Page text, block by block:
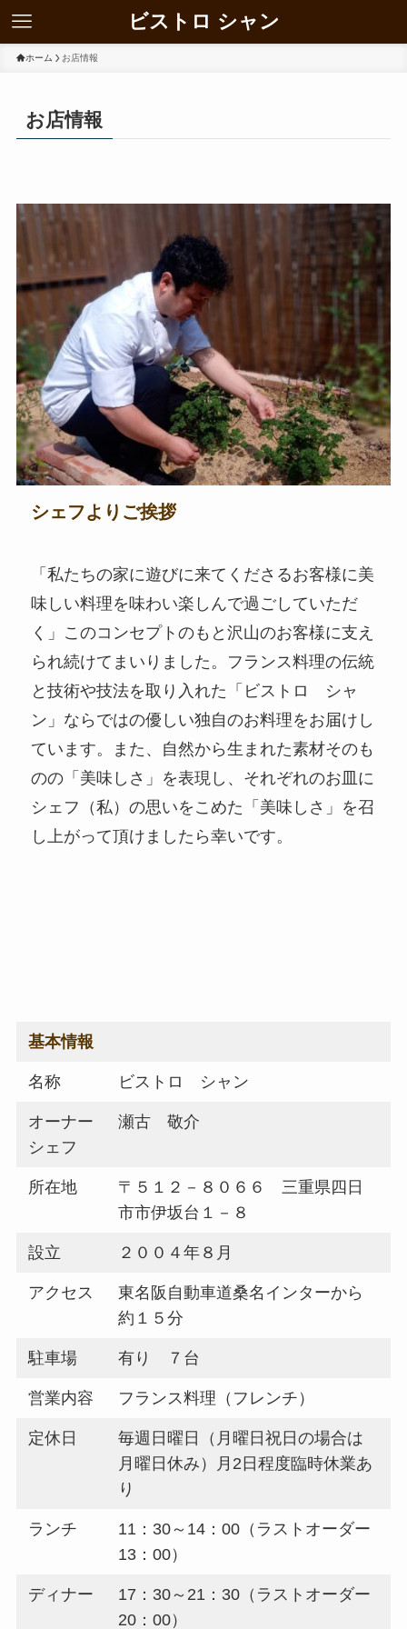
ビストロ シャン
ホーム お店情報
お店情報
シェフよりご挨拶
「私たちの家に遊びに来てくださるお客様に美
味しい料理を味わい楽しんで過ごしていただ
く」このコンセプトのもと沢山のお客様に支え
られ続けてまいりました。フランス料理の伝統
と技術や技法を取り入れた「ビストロ シャ
ン」ならではの優しい独自のお料理をお届けし
ています。また、自然から生まれた素材そのも
のの「美味しさ」を表現し、それぞれのお皿に
シェフ（私）の思いをこめた「美味しさ」を召
し上がって頂けましたら幸いです。
基本情報
名称 ビストロ シャン
オーナー
シェフ
瀬古 敬介
所在地
〒５１２－８０６６ 三重県四日
市市伊坂台１－８
設立 ２００４年８月
アクセス
東名阪自動車道桑名インターから
約１５分
駐車場 有り ７台
営業内容 フランス料理（フレンチ）
定休日
毎週日曜日（月曜日祝日の場合は
月曜日休み）月2日程度臨時休業あ
り
ランチ
11：30～14：00（ラストオーダー
13：00）
ディナー
17：30～21：30（ラストオーダー
20：00）